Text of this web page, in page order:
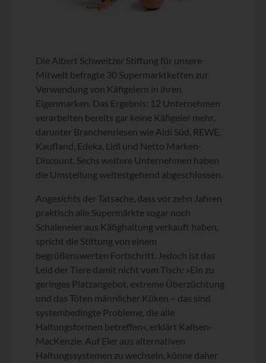
Die Albert Schweitzer Stiftung für unsere
Mitwelt befragte 30 Supermarktketten zur
Verwendung von Käfigeiern in ihren
Eigenmarken. Das Ergebnis: 12 Unternehmen
verarbeiten bereits gar keine Käfigeier mehr,
darunter Branchenriesen wie Aldi Süd, REWE,
Kaufland, Edeka, Lidl und Netto Marken-
Discount. Sechs weitere Unternehmen haben
die Umstellung weitestgehend abgeschlossen.
Angesichts der Tatsache, dass vor zehn Jahren
praktisch alle Supermärkte sogar noch
Schaleneier aus Käfighaltung verkauft haben,
spricht die Stiftung von einem
begrüßenswerten Fortschritt. Jedoch ist das
Leid der Tiere damit nicht vom Tisch: »Ein zu
geringes Platzangebot, extreme Überzüchtung
und das Töten männlicher Küken – das sind
systembedingte Probleme, die alle
Haltungsformen betreffen«, erklärt Kallsen-
MacKenzie. Auf Eier aus alternativen
Haltungssystemen zu wechseln, könne daher